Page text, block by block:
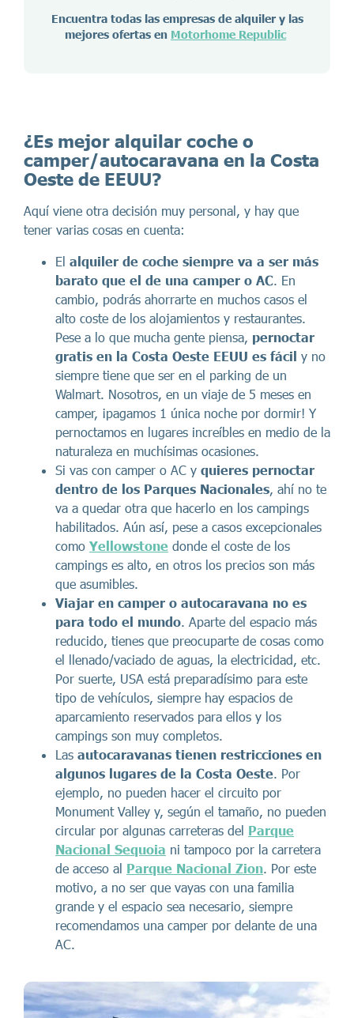
Encuentra todas las empresas de alquiler y las
mejores ofertas en Motorhome Republic
¿Es mejor alquilar coche o
camper/autocaravana en la Costa
Oeste de EEUU?
Aquí viene otra decisión muy personal, y hay que
tener varias cosas en cuenta:
El alquiler de coche siempre va a ser más
barato que el de una camper o AC . En
cambio, podrás ahorrarte en muchos casos el
alto coste de los alojamientos y restaurantes.
Pese a lo que mucha gente piensa, pernoctar
gratis en la Costa Oeste EEUU es fácil y no
siempre tiene que ser en el parking de un
Walmart. Nosotros, en un viaje de 5 meses en
camper, ¡pagamos 1 única noche por dormir! Y
pernoctamos en lugares increíbles en medio de la
naturaleza en muchísimas ocasiones.
Si vas con camper o AC y quieres pernoctar
dentro de los Parques Nacionales , ahí no te
va a quedar otra que hacerlo en los campings
habilitados. Aún así, pese a casos excepcionales
como Yellowstone donde el coste de los
campings es alto, en otros los precios son más
que asumibles.
Viajar en camper o autocaravana no es
para todo el mundo . Aparte del espacio más
reducido, tienes que preocuparte de cosas como
el llenado/vaciado de aguas, la electricidad, etc.
Por suerte, USA está preparadísimo para este
tipo de vehículos, siempre hay espacios de
aparcamiento reservados para ellos y los
campings son muy completos.
Las autocaravanas tienen restricciones en
algunos lugares de la Costa Oeste . Por
ejemplo, no pueden hacer el circuito por
Monument Valley y, según el tamaño, no pueden
circular por algunas carreteras del Parque
Nacional Sequoia ni tampoco por la carretera
de acceso al Parque Nacional Zion . Por este
motivo, a no ser que vayas con una familia
grande y el espacio sea necesario, siempre
recomendamos una camper por delante de una
AC.